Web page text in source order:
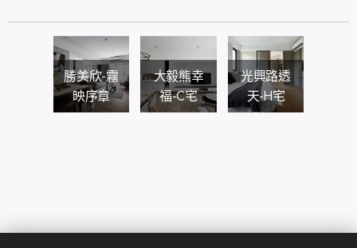
勝美欣-霧
映序章
大毅熊幸
福-C宅
光興路透
天-H宅